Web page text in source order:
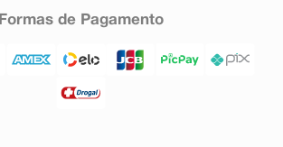
Formas de Pagamento